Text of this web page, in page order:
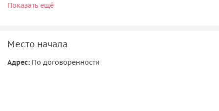
самые разные храмы: мечети, православные и армянские
прячущие в своих закутках модные кофейни и арт-бутики
Показать ещё
Место начала
Адрес: По договоренности